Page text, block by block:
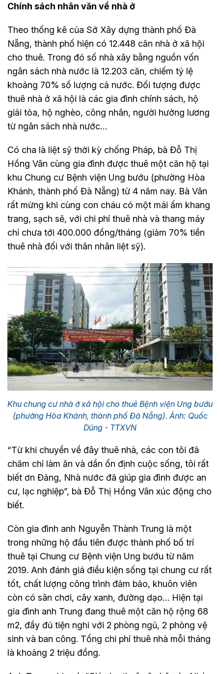
Chính sách nhân văn về nhà ở
Theo thống kê của Sở Xây dựng thành phố Đà
Nẵng, thành phố hiện có 12.448 căn nhà ở xã hội
cho thuê. Trong đó số nhà xây bằng nguồn vốn
ngân sách nhà nước là 12.203 căn, chiếm tỷ lệ
khoảng 70% số lượng cả nước. Đối tượng được
thuê nhà ở xã hội là các gia đình chính sách, hộ
giải tỏa, hộ nghèo, công nhân, người hưởng lương
từ ngân sách nhà nước…
Có cha là liệt sỹ thời kỳ chống Pháp, bà Đỗ Thị
Hồng Vân cùng gia đình được thuê một căn hộ tại
khu Chung cư Bệnh viện Ung bướu (phường Hòa
Khánh, thành phố Đà Nẵng) từ 4 năm nay. Bà Vân
rất mừng khi cùng con cháu có một mái ấm khang
trang, sạch sẽ, với chi phí thuê nhà và thang máy
chỉ chưa tới 400.000 đồng/tháng (giảm 70% tiền
thuê nhà đối với thân nhân liệt sỹ).
Khu chung cư nhà ở xã hội cho thuê Bệnh viện Ung bướu
(phường Hòa Khánh, thành phố Đà Nẵng). Ảnh: Quốc
Dũng - TTXVN
“Từ khi chuyển về đây thuê nhà, các con tôi đã
chăm chỉ làm ăn và dần ổn định cuộc sống, tôi rất
biết ơn Đảng, Nhà nước đã giúp gia đình được an
cư, lạc nghiệp”, bà Đỗ Thị Hồng Vân xúc động cho
biết.
Còn gia đình anh Nguyễn Thành Trung là một
trong những hộ đầu tiên được thành phố bố trí
thuê tại Chung cư Bệnh viện Ung bướu từ năm
2019. Anh đánh giá điều kiện sống tại chung cư rất
tốt, chất lượng công trình đảm bảo, khuôn viên
còn có sân chơi, cây xanh, đường dạo… Hiện tại
gia đình anh Trung đang thuê một căn hộ rộng 68
m2, đầy đủ tiện nghi với 2 phòng ngủ, 2 phòng vệ
sinh và ban công. Tổng chi phí thuê nhà mỗi tháng
là khoảng 2 triệu đồng.